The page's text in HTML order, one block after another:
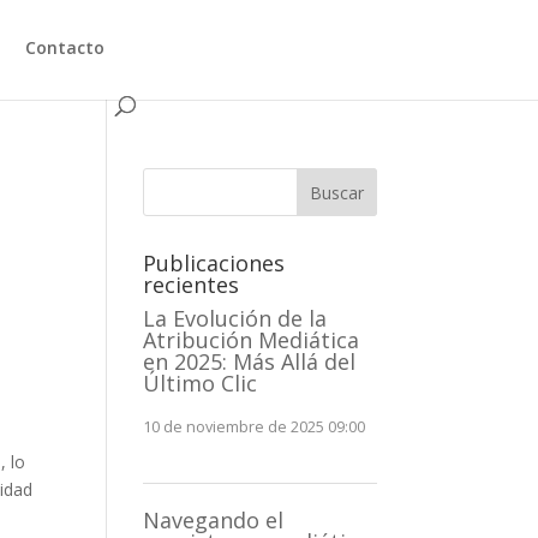
Contacto
lo
Buscar
Publicaciones
recientes
La Evolución de la
Atribución Mediática
en 2025: Más Allá del
Último Clic
10 de noviembre de 2025 09:00
Navegando el